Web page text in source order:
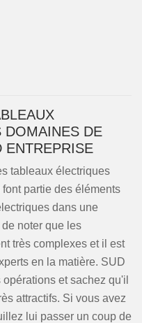
DOMAINES DE
ENTREPRISE
tableaux électriques
partie des éléments
dans une
noter que les
très complexes et il est
en la matière. SUD
et sachez qu'il
attractifs. Si vous avez
lui passer un coup de